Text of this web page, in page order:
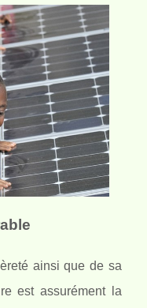
ainsi que de sa
est assurément la